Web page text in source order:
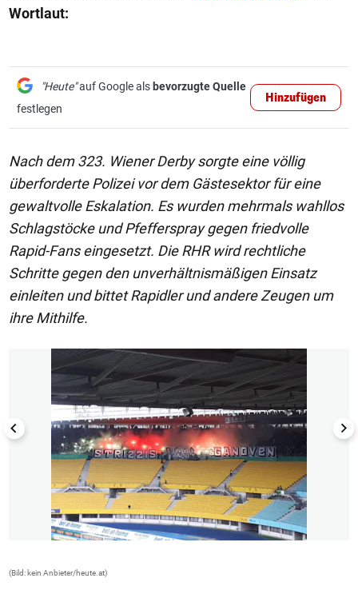
Wortlaut:
"Heute"auf Google als bevorzugte Quelle
festlegen
Hinzufügen
Nach dem 323. Wiener Derby sorgte eine völlig
überforderte Polizei vor dem Gästesektor für eine
gewaltvolle Eskalation. Es wurden mehrmals wahllos
Schlagstöcke und Pfefferspray gegen friedvolle
Rapid-Fans eingesetzt. Die RHR wird rechtliche
Schritte gegen den unverhältnismäßigen Einsatz
einleiten und bittet Rapidler und andere Zeugen um
ihre Mithilfe.
1/3
(Bild: kein Anbieter/heute.at)